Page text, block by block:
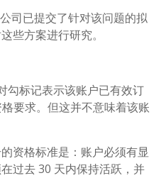
司已提交了针对该问题的拟
些方案进行研究。
勾标记表示该账户已有效订
要求。但这并不意味着该账
资格标准是：账户必须有显
过去 30 天内保持活跃，并